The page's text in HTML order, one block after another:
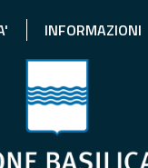
INFORMAZIONI